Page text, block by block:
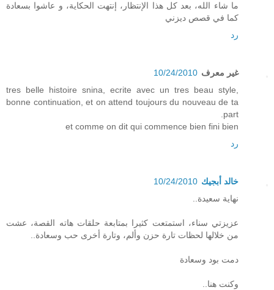
ما شاء الله، بعد كل هذا الإنتظار، إنتهت الحكاية، و عاشوا بسعادة
كما في قصص ديزني
رد
غير معرف 10/24/2010
tres belle histoire snina, ecrite avec un tres beau style,
bonne continuation, et on attend toujours du nouveau de ta
part.
et comme on dit qui commence bien fini bien
رد
خالد أبجيك 10/24/2010
نهاية سعيدة..
عزيزتي سناء، استمتعت كثيرا بمتابعة حلقات هاته القصة، عشت
من خلالها لحظات تارة حزن وألم، وتارة أخرى حب وسعادة..
دمت بود وسعادة
وكنت هنا..